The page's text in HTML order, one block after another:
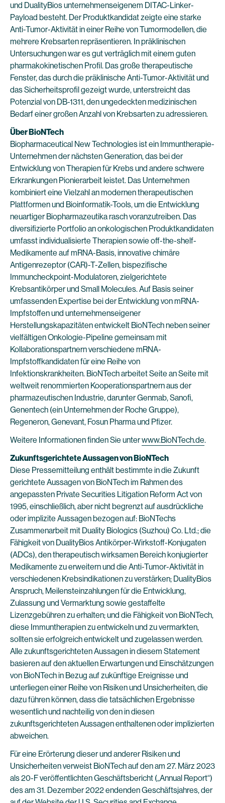
und DualityBios unternehmenseigenem DITAC-Linker-
Payload besteht. Der Produktkandidat zeigte eine starke
Anti-Tumor-Aktivität in einer Reihe von Tumormodellen, die
mehrere Krebsarten repräsentieren. In präklinischen
Untersuchungen war es gut verträglich mit einem guten
pharmakokinetischen Profil. Das große therapeutische
Fenster, das durch die präklinische Anti-Tumor-Aktivität und
das Sicherheitsprofil gezeigt wurde, unterstreicht das
Potenzial von DB-1311, den ungedeckten medizinischen
Bedarf einer großen Anzahl von Krebsarten zu adressieren.
Über BioNTech
Biopharmaceutical New Technologies ist ein Immuntherapie-
Unternehmen der nächsten Generation, das bei der
Entwicklung von Therapien für Krebs und andere schwere
Erkrankungen Pionierarbeit leistet. Das Unternehmen
kombiniert eine Vielzahl an modernen therapeutischen
Plattformen und Bioinformatik-Tools, um die Entwicklung
neuartiger Biopharmazeutika rasch voranzutreiben. Das
diversifizierte Portfolio an onkologischen Produktkandidaten
umfasst individualisierte Therapien sowie off-the-shelf-
Medikamente auf mRNA-Basis, innovative chimäre
Antigenrezeptor (CAR)-T-Zellen, bispezifische
Immuncheckpoint-Modulatoren, zielgerichtete
Krebsantikörper und Small Molecules. Auf Basis seiner
umfassenden Expertise bei der Entwicklung von mRNA-
Impfstoffen und unternehmenseigener
Herstellungskapazitäten entwickelt BioNTech neben seiner
vielfältigen Onkologie-Pipeline gemeinsam mit
Kollaborationspartnern verschiedene mRNA-
Impfstoffkandidaten für eine Reihe von
Infektionskrankheiten. BioNTech arbeitet Seite an Seite mit
weltweit renommierten Kooperationspartnern aus der
pharmazeutischen Industrie, darunter Genmab, Sanofi,
Genentech (ein Unternehmen der Roche Gruppe),
Regeneron, Genevant, Fosun Pharma und Pfizer.
Weitere Informationen finden Sie unterwww.BioNTech.de.
Zukunftsgerichtete Aussagen von BioNTech
Diese Pressemitteilung enthält bestimmte in die Zukunft
gerichtete Aussagen von BioNTech im Rahmen des
angepassten Private Securities Litigation Reform Act von
1995, einschließlich, aber nicht begrenzt auf ausdrückliche
oder implizite Aussagen bezogen auf: BioNTechs
Zusammenarbeit mit Duality Biologics (Suzhou) Co. Ltd.; die
Fähigkeit von DualityBios Antikörper-Wirkstoff-Konjugaten
(ADCs), den therapeutisch wirksamen Bereich konjugierter
Medikamente zu erweitern und die Anti-Tumor-Aktivität in
verschiedenen Krebsindikationen zu verstärken; DualityBios
Anspruch, Meilensteinzahlungen für die Entwicklung,
Zulassung und Vermarktung sowie gestaffelte
Lizenzgebühren zu erhalten; und die Fähigkeit von BioNTech,
diese Immuntherapien zu entwickeln und zu vermarkten,
sollten sie erfolgreich entwickelt und zugelassen werden.
Alle zukunftsgerichteten Aussagen in diesem Statement
basieren auf den aktuellen Erwartungen und Einschätzungen
von BioNTech in Bezug auf zukünftige Ereignisse und
unterliegen einer Reihe von Risiken und Unsicherheiten, die
dazu führen können, dass die tatsächlichen Ergebnisse
wesentlich und nachteilig von den in diesen
zukunftsgerichteten Aussagen enthaltenen oder implizierten
abweichen.
Für eine Erörterung dieser und anderer Risiken und
Unsicherheiten verweist BioNTech auf den am 27. März 2023
als 20-F veröffentlichten Geschäftsbericht („Annual Report“)
des am 31. Dezember 2022 endenden Geschäftsjahres, der